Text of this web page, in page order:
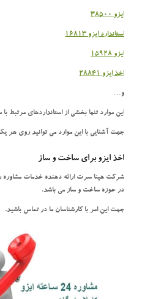
ایزو 38500
استاندارد ایزو 16813
ایزو 15928
اخذ ایزو 28841
و…
این موارد تنها بخشی از استانداردهای مرتبط
جهت آشنایی با این موارد می توانید روی هر
اخذ ایزو برای ساخت و ساز
شرکت هینا سرت ارائه دهنده خدمات مشاوره
در حوزه ساخت و ساز می باشد.
جهت این امر با کارشناسان ما در تماس باشید.